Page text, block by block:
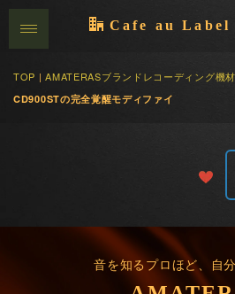
Cafe au Label
TOP |AMATERASブランドレコーディング機材
CD900STの完全覚醒モディファイ
音を知るプロほど、自